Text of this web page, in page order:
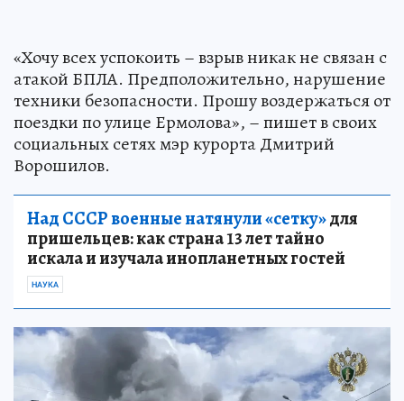
«Хочу всех успокоить – взрыв никак не связан с
атакой БПЛА. Предположительно, нарушение
техники безопасности. Прошу воздержаться от
поездки по улице Ермолова», – пишет в своих
социальных сетях мэр курорта Дмитрий
Ворошилов.
Над СССР военные натянули «сетку»для
пришельцев: как страна 13 лет тайно
искала и изучала инопланетных гостей
НАУКА